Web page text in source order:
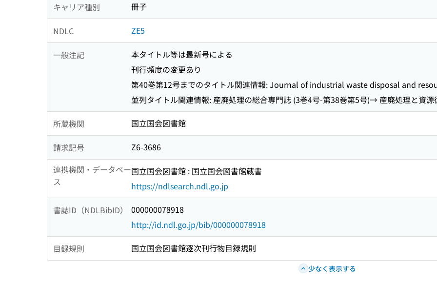
キャリア種別 冊子
NDLC ZE5
一般注記
本タイトル等は最新号による
刊行頻度の変更あり
第40巻第12号までのタイトル関連情報: Journal of industrial waste disposal and
並列タイトル関連情報: 産廃処理の総合専門誌 (3巻4号-第38巻第5号)→ 産廃処理と資
所蔵機関 国立国会図書館
請求記号
Z6-3686
連携機関・データベー
ス
国立国会図書館 : 国立国会図書館蔵書
https://ndlsearch.ndl.go.jp
書誌ID（NDLBibID）
000000078918
http://id.ndl.go.jp/bib/000000078918
目録規則 国立国会図書館逐次刊行物目録規則
少なく表示する